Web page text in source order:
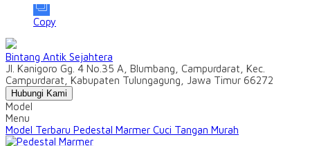
Copy
Bintang Antik Sejahtera
Jl. Kanigoro Gg. 4 No.35 A, Blumbang, Campurdarat, Kec.
Campurdarat, Kabupaten Tulungagung, Jawa Timur 66272
Hubungi Kami
Model
Menu
Model Terbaru Pedestal Marmer Cuci Tangan Murah